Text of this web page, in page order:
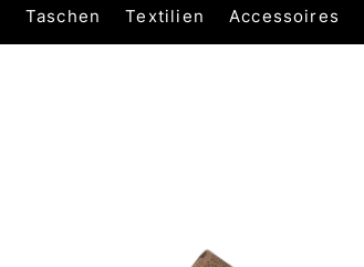
Taschen Textilien Accessoires